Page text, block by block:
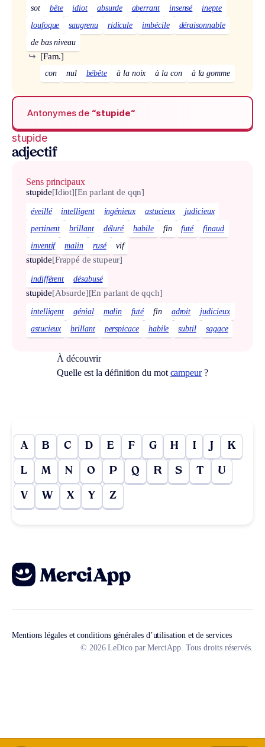
sot bête idiot absurde aberrant insensé
inepte
loufoque
saugrenu ridicule imbécile
déraisonnable
de bas niveau
[Fam.]
↪
con nul bébête à la noix à la con à la gomme
Antonymes de “stupide“
stupide
adjectif
Sens principaux
stupide[Idiot][En parlant de qqn]
éveillé intelligent ingénieux astucieux
judicieux
pertinent
brillant déluré habile fin futé
finaud
inventif
malin rusé vif
stupide[Frappé de stupeur]
indifférent désabusé
stupide[Absurde][En parlant de qqch]
intelligent génial malin futé fin adroit
judicieux
astucieux
brillant perspicace habile subtil sagace
À découvrir
Quelle est la définition du mot campeur?
A B C D E F G H I J K
L M N O P Q R S T U
V W X Y Z
Mentions légales et conditions générales d’utilisation et de services
© 2026 LeDico par MerciApp. Tous droits réservés.